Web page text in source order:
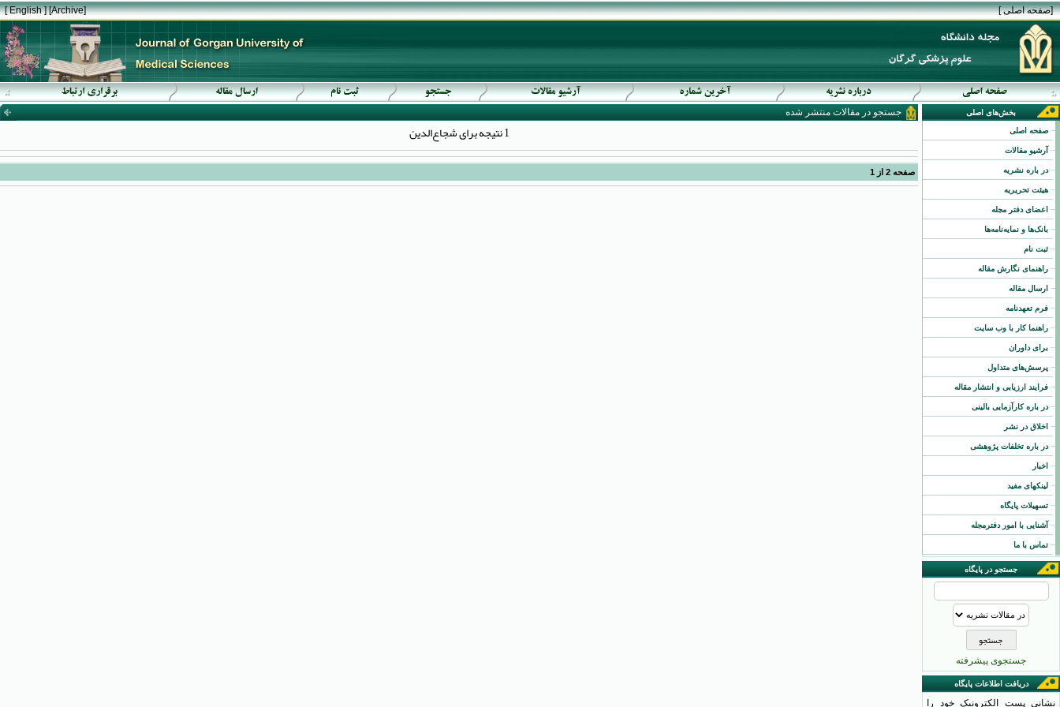
[صفحه اصلی]
[
Archive
]
[ English ]
بخش‌های اصلی
صفحه اصلی
آرشیو مقالات
در باره نشریه
هیئت تحریریه
اعضای دفتر مجله
بانک‌ها و نمایه‌نامه‌ها
ثبت نام
راهنمای نگارش مقاله
ارسال مقاله
فرم تعهدنامه
راهنما کار با وب سایت
برای داوران
پرسش‌های متداول
فرایند ارزیابی و انتشار مقاله
در باره کارآزمایی بالینی
اخلاق در نشر
در باره تخلفات پژوهشی
اخبار
لینکهای مفید
تسهیلات پایگاه
آشنایی با امور دفترمجله
تماس با ما
جستجو در پایگاه
جستجوی پیشرفته
دریافت اطلاعات پایگاه
نشانی پست الکترونیک خود را
جستجو در مقالات منتشر شده
1 نتیجه برای شجاع‌الدین
صفحه 2 از 1